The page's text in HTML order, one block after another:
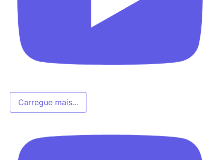
Carregue mais...